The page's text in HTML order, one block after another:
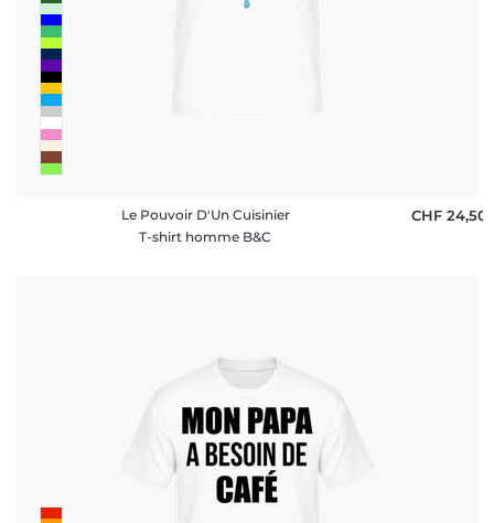
Le Pouvoir D'Un Cuisinier
T-shirt homme B&C
CHF 24,50